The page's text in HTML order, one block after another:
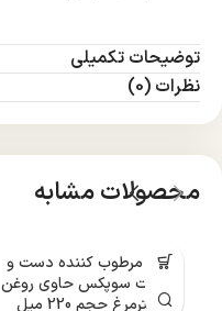
توضیحات تکمیلی
نظرات (0)
محصولات مشابه
کرم مرطوب کننده دست و
صورت سوپکس حاوی روغن
شترمرغ حجم 220 میل